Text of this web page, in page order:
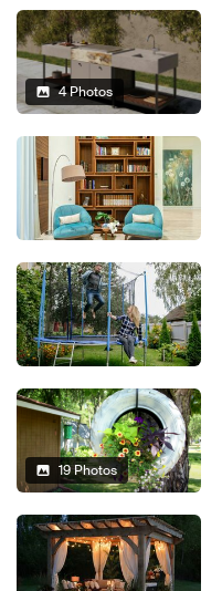
4 Photos
19 Photos